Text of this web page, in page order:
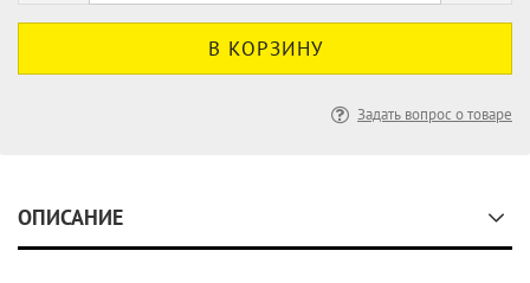
Задать вопрос о товаре
ОПИСАНИЕ